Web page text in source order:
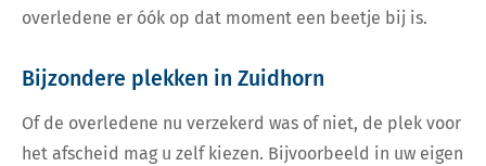
overledene er óók op dat moment een beetje bij is.
Bijzondere plekken in Zuidhorn
Of de overledene nu verzekerd was of niet, de plek voor
het afscheid mag u zelf kiezen. Bijvoorbeeld in uw eigen